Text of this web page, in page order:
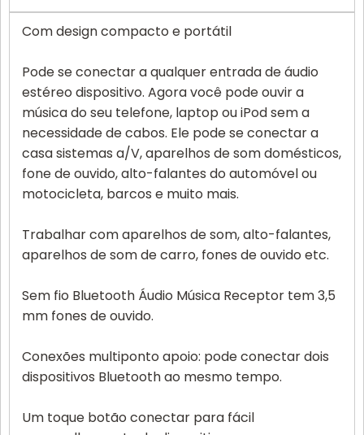
Com design compacto e portátil
Pode se conectar a qualquer entrada de áudio
estéreo dispositivo. Agora você pode ouvir a
música do seu telefone, laptop ou iPod sem a
necessidade de cabos. Ele pode se conectar a
casa sistemas a/V, aparelhos de som domésticos,
fone de ouvido, alto-falantes do automóvel ou
motocicleta, barcos e muito mais.
Trabalhar com aparelhos de som, alto-falantes,
aparelhos de som de carro, fones de ouvido etc.
Sem fio Bluetooth Áudio Música Receptor tem 3,5
mm fones de ouvido.
Conexões multiponto apoio: pode conectar dois
dispositivos Bluetooth ao mesmo tempo.
Um toque botão conectar para fácil